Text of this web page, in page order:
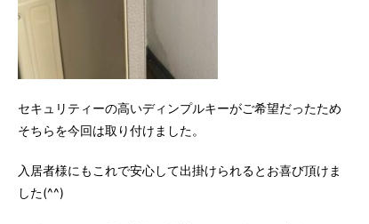
セキュリティーの高いディンプルキーがご希望だったため
そちらを今回は取り付けました。
入居者様にもこれで安心して出掛けられるとお喜び頂けま
した(^^)